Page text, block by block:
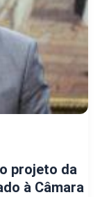
projeto da
à Câmara